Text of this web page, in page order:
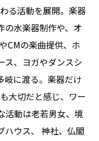
る活動を展開。楽器
の水楽器制作や、オ
CMの楽曲提供、ホ
ス、ヨガやダンスシ
岐に渡る。楽器だけ
大切だと感じ、ワー
活動は老若男女、境
ハウス、 神社、仏閣